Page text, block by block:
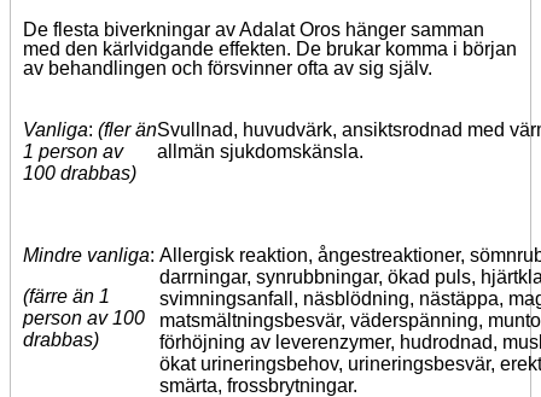
De flesta biverkningar av Adalat Oros hänger samman
med den kärlvidgande effekten. De brukar komma i början
av behandlingen och försvinner ofta av sig själv.
Vanliga: (fler än
1 person av
100 drabbas)
Svullnad, huvudvärk, ansiktsrodnad med
allmän sjukdomskänsla.
Mindre vanliga:
(färre än 1
person av 100
drabbas)
Allergisk reaktion, ångestreaktioner,
darrningar, synrubbningar, ökad puls,
svimningsanfall, näsblödning, nästäppa,
matsmältningsbesvär, väderspänning,
förhöjning av leverenzymer, hudrodnad,
ökat urineringsbehov, urineringsbesvär,
smärta, frossbrytningar.